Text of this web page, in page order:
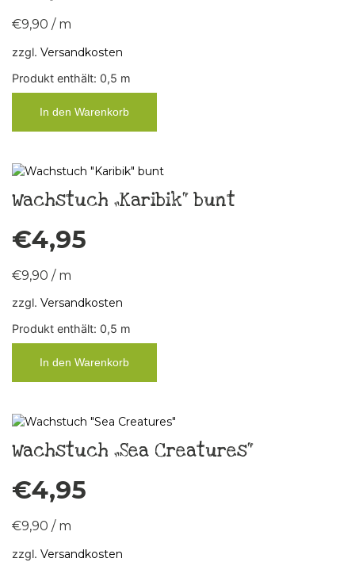
€9,90 / m
zzgl. Versandkosten
Produkt enthält: 0,5 m
In den Warenkorb
Wachstuch „Karibik“ bunt
€4,95
€9,90 / m
zzgl. Versandkosten
Produkt enthält: 0,5 m
In den Warenkorb
Wachstuch „Sea Creatures“
€4,95
€9,90 / m
zzgl. Versandkosten